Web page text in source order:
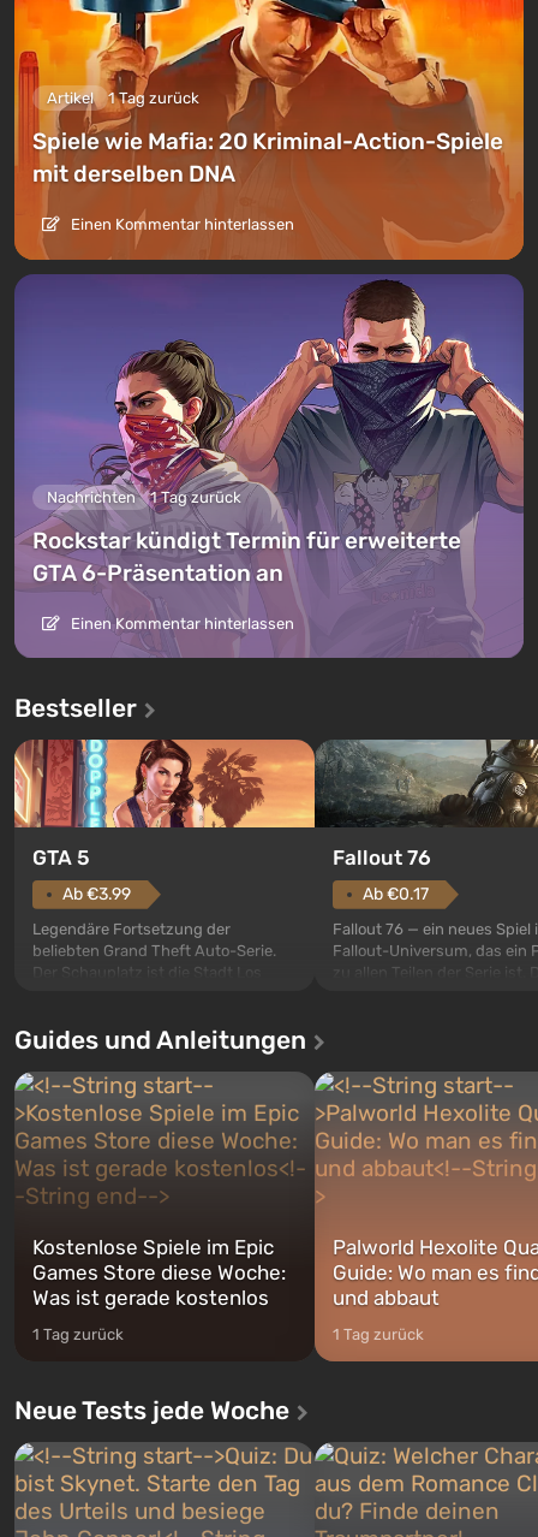
Artikel 1 Tag zurück
Spiele wie Mafia: 20 Kriminal-Action-Spiele
mit derselben DNA
Einen Kommentar hinterlassen
Nachrichten 1 Tag zurück
Rockstar kündigt Termin für erweiterte
GTA 6-Präsentation an
Einen Kommentar hinterlassen
Bestseller
GTA 5
Ab €3.99
Legendäre Fortsetzung der
beliebten Grand Theft Auto-Serie.
Der Schauplatz ist die Stadt Los
ersten Mal erzählt das Spiel die
Charakteren: Michael, Trevor und
Franklin, zwischen denen Sie
jederzeit...
Fallout 76
Ab €0.17
Fallout 76 — ein neues Spiel
Fallout-Universum, das ein
zu allen Teilen der Serie ist.
nach dem Abwurf von
auf Amerika geöffnet wird.
Guides und Anleitungen
Kostenlose Spiele im Epic
Games Store diese Woche:
Was ist gerade kostenlos
1 Tag zurück
Palworld Hexolite
Guide: Wo man es
und abbaut
1 Tag zurück
Neue Tests jede Woche